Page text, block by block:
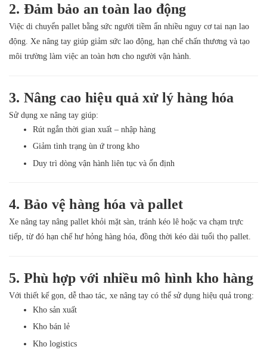
2. Đảm bảo an toàn lao động
Việc di chuyển pallet bằng sức người tiềm ẩn nhiều nguy cơ tai nạn lao
động. Xe nâng tay giúp giảm sức lao động, hạn chế chấn thương và tạo
môi trường làm việc an toàn hơn cho người vận hành.
3. Nâng cao hiệu quả xử lý hàng hóa
Sử dụng xe nâng tay giúp:
Rút ngắn thời gian xuất – nhập hàng
Giảm tình trạng ùn ứ trong kho
Duy trì dòng vận hành liên tục và ổn định
4. Bảo vệ hàng hóa và pallet
Xe nâng tay nâng pallet khỏi mặt sàn, tránh kéo lê hoặc va chạm trực
tiếp, từ đó hạn chế hư hỏng hàng hóa, đồng thời kéo dài tuổi thọ pallet.
5. Phù hợp với nhiều mô hình kho hàng
Với thiết kế gọn, dễ thao tác, xe nâng tay có thể sử dụng hiệu quả trong:
Kho sản xuất
Kho bán lẻ
Kho logistics